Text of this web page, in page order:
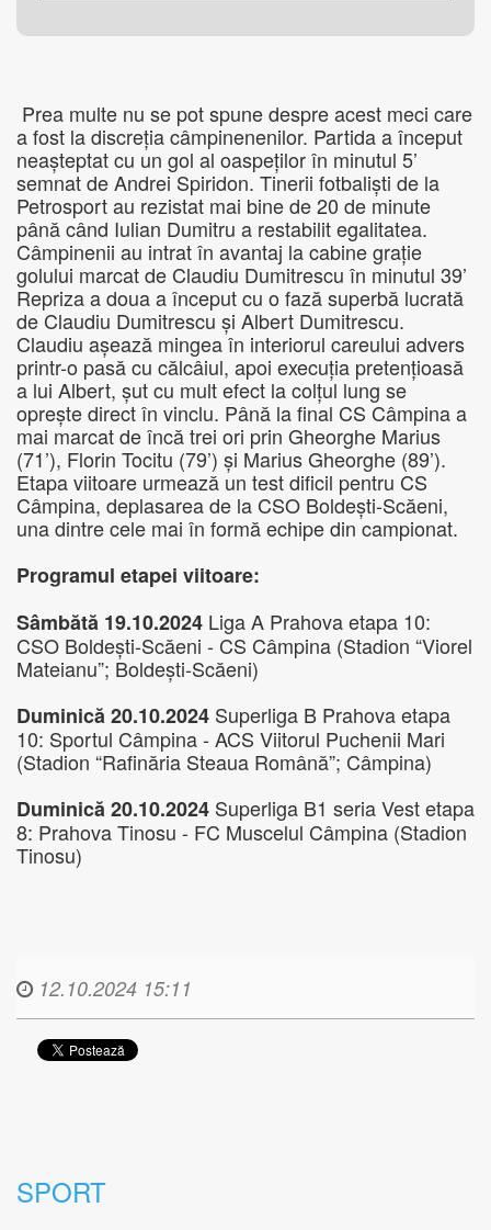
Prea multe nu se pot spune despre acest meci care
a fost la discreția câmpinenenilor. Partida a început
neașteptat cu un gol al oaspeților în minutul 5’
semnat de Andrei Spiridon. Tinerii fotbaliști de la
Petrosport au rezistat mai bine de 20 de minute
până când Iulian Dumitru a restabilit egalitatea.
Câmpinenii au intrat în avantaj la cabine grație
golului marcat de Claudiu Dumitrescu în minutul 39’
Repriza a doua a început cu o fază superbă lucrată
de Claudiu Dumitrescu și Albert Dumitrescu.
Claudiu așează mingea în interiorul careului advers
printr-o pasă cu călcâiul, apoi execuția pretențioasă
a lui Albert, șut cu mult efect la colțul lung se
oprește direct în vinclu. Până la final CS Câmpina a
mai marcat de încă trei ori prin Gheorghe Marius
(71’), Florin Tocitu (79’) și Marius Gheorghe (89’).
Etapa viitoare urmează un test dificil pentru CS
Câmpina, deplasarea de la CSO Boldești-Scăeni,
una dintre cele mai în formă echipe din campionat.
Programul etapei viitoare:
Sâmbătă 19.10.2024 Liga A Prahova etapa 10:
CSO Boldești-Scăeni - CS Câmpina (Stadion “Viorel
Mateianu”; Boldești-Scăeni)
Duminică 20.10.2024 Superliga B Prahova etapa
10: Sportul Câmpina - ACS Viitorul Puchenii Mari
(Stadion “Rafinăria Steaua Română”; Câmpina)
Duminică 20.10.2024 Superliga B1 seria Vest etapa
8: Prahova Tinosu - FC Muscelul Câmpina (Stadion
Tinosu)
12.10.2024 15:11
SPORT